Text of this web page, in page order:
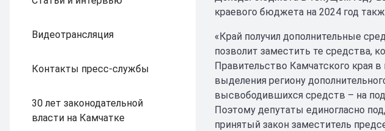
Видеотрансляция
Контакты пресс-службы
30 лет законодательной
власти на Камчатке
краевого бюджета на 2024 год
«Край получил дополнительные
позволит заместить те средства,
Правительство Камчатского края
выделения региону
высвободившихся средств – на
Поэтому депутаты единогласно
принятый закон заместитель